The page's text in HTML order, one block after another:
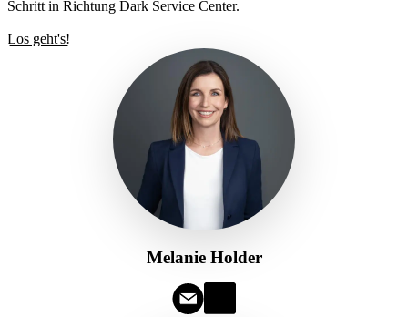
Schritt in Richtung Dark Service Center.
Los geht's!
Melanie Holder